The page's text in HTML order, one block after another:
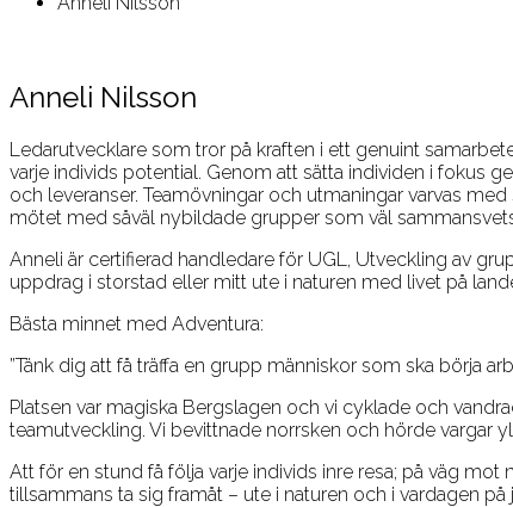
Anneli Nilsson
Ledarutvecklare som tror på kraften i ett genuint
varje individs potential. Genom att sätta individen i fokus
och leveranser. Teamövningar och utmaningar varvas
mötet med såväl nybildade grupper som väl
Anneli är certifierad handledare för UGL, Utveckling av
uppdrag i storstad eller mitt ute i naturen med livet på
Bästa minnet med Adventura:
”Tänk dig att få träffa en grupp människor som ska börja
Platsen var magiska Bergslagen och vi cyklade och
teamutveckling. Vi bevittnade norrsken och hörde vargar
Att för en stund få följa varje individs inre resa; på väg
tillsammans ta sig framåt – ute i naturen och i vardagen